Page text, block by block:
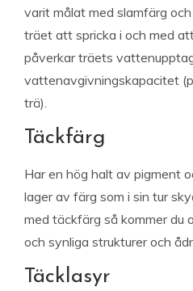
varit målat med slamfärg
träet att spricka i och med
påverkar träets
vattenavgivningskapacitet
trä).
Täckfärg
Har en hög halt av pigment
lager av färg som i sin tur
med täckfärg så kommer du
och synliga strukturer och
Täcklasyr